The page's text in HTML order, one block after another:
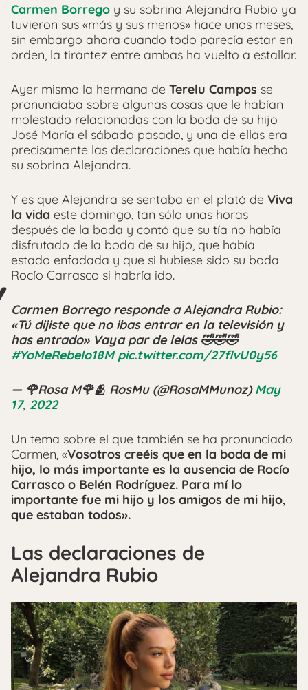
Carmen Borrego y su sobrina Alejandra Rubio ya
tuvieron sus «más y sus menos» hace unos meses,
sin embargo ahora cuando todo parecía estar en
orden, la tirantez entre ambas ha vuelto a estallar.
Ayer mismo la hermana de Terelu Campos se
pronunciaba sobre algunas cosas que le habían
molestado relacionadas con la boda de su hijo
José María el sábado pasado, y una de ellas era
precisamente las declaraciones que había hecho
su sobrina Alejandra.
Y es que Alejandra se sentaba en el plató de Viva
la vida este domingo, tan sólo unas horas
después de la boda y contó que su tía no había
disfrutado de la boda de su hijo, que había
estado enfadada y que si hubiese sido su boda
Rocío Carrasco si habría ido.
Carmen Borrego responde a Alejandra Rubio:
«Tú dijiste que no ibas entrar en la televisión y
has entrado» Vaya par de lelas 🤣🤣🤣
#YoMeRebelo18M pic.twitter.com/27flvU0y56
— 🌹Rosa M🌹🫂 RosMu (@RosaMMunoz)May
17, 2022
Un tema sobre el que también se ha pronunciado
Carmen, «Vosotros creéis que en la boda de mi
hijo, lo más importante es la ausencia de Rocío
Carrasco o Belén Rodríguez. Para mí lo
importante fue mi hijo y los amigos de mi hijo,
que estaban todos».
Las declaraciones de
Alejandra Rubio